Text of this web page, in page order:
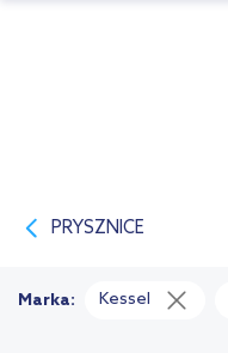
PRYSZNICE
Marka: Kessel